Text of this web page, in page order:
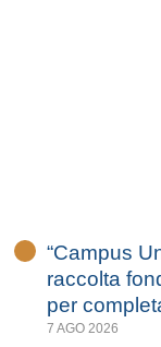
“Campus
raccolta
per
7 AGO 2026